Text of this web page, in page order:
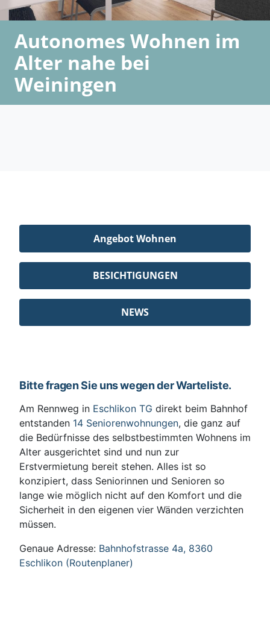
Autonomes Wohnen im
Alter nahe bei
Weiningen
Angebot Wohnen
BESICHTIGUNGEN
NEWS
Bitte fragen Sie uns wegen der Warteliste.
Am Rennweg in Eschlikon TG direkt beim Bahnhof
entstanden 14 Seniorenwohnungen, die ganz auf
die Bedürfnisse des selbstbestimmten Wohnens im
Alter ausgerichtet sind und nun zur
Erstvermietung bereit stehen. Alles ist so
konzipiert, dass Seniorinnen und Senioren so
lange wie möglich nicht auf den Komfort und die
Sicherheit in den eigenen vier Wänden verzichten
müssen.
Genaue Adresse: Bahnhofstrasse 4a, 8360
Eschlikon (Routenplaner)